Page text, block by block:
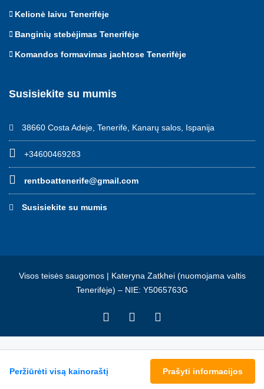
Peržiūrėti visą kainoraštį Prašyti informacijos
Kelionė laivu Tenerifėje
Banginių stebėjimas Tenerifėje
Komandos formavimas jachtose Tenerifėje
Susisiekite su mumis
38660 Costa Adeje, Tenerifė, Kanarų salos, Ispanija
+34600469283
rentboattenerife@gmail.com
Susisiekite su mumis
Visos teisės saugomos | Kateryna Zatkhei (nuomojama valtis
Tenerifėje) – NIE: Y5065763G